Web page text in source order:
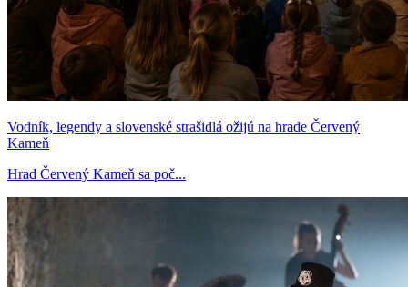
Vodník, legendy a slovenské strašidlá ožijú na hrade Červený
Kameň
Hrad Červený Kameň sa poč...